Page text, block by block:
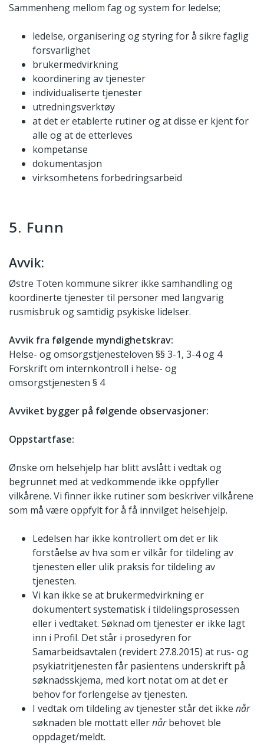
Sammenheng mellom fag og system for ledelse;
ledelse, organisering og styring for å sikre faglig
forsvarlighet
brukermedvirkning
koordinering av tjenester
individualiserte tjenester
utredningsverktøy
at det er etablerte rutiner og at disse er kjent for
alle og at de etterleves
kompetanse
dokumentasjon
virksomhetens forbedringsarbeid
5. Funn
Avvik:
Østre Toten kommune sikrer ikke samhandling og
koordinerte tjenester til personer med langvarig
rusmisbruk og samtidig psykiske lidelser.
Avvik fra følgende myndighetskrav:
Helse- og omsorgstjenesteloven §§ 3-1, 3-4 og 4
Forskrift om internkontroll i helse- og
omsorgstjenesten § 4
Avviket bygger på følgende observasjoner:
Oppstartfase:
Ønske om helsehjelp har blitt avslått i vedtak og
begrunnet med at vedkommende ikke oppfyller
vilkårene. Vi finner ikke rutiner som beskriver vilkårene
som må være oppfylt for å få innvilget helsehjelp.
Ledelsen har ikke kontrollert om det er lik
forståelse av hva som er vilkår for tildeling av
tjenesten eller ulik praksis for tildeling av
tjenesten.
Vi kan ikke se at brukermedvirkning er
dokumentert systematisk i tildelingsprosessen
eller i vedtaket. Søknad om tjenester er ikke lagt
inn i Profil. Det står i prosedyren for
Samarbeidsavtalen (revidert 27.8.2015) at rus- og
psykiatritjenesten får pasientens underskrift på
søknadsskjema, med kort notat om at det er
behov for forlengelse av tjenesten.
I vedtak om tildeling av tjenester står det ikke når
søknaden ble mottatt ellernårbehovet ble
oppdaget/meldt.